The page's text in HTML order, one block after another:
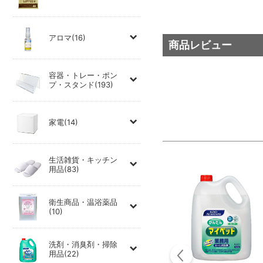
アロマ(16)
容器・トレー・ポン
プ・スタンド(193)
家電(14)
生活雑貨・キッチン
用品(83)
衛生商品・温浴薬品
(10)
洗剤・消臭剤・掃除
用品(22)
商品レビュー